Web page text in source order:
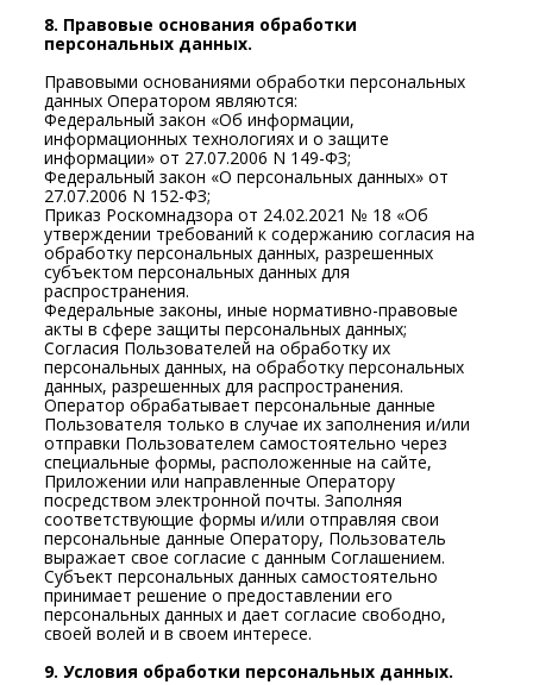
8. Правовые основания обработки
персональных данных.
Правовыми основаниями обработки персональных
данных Оператором являются:
Федеральный закон «Об информации,
информационных технологиях и о защите
информации» от 27.07.2006 N 149-ФЗ;
Федеральный закон «О персональных данных» от
27.07.2006 N 152-ФЗ;
Приказ Роскомнадзора от 24.02.2021 № 18 «Об
утверждении требований к содержанию согласия на
обработку персональных данных, разрешенных
субъектом персональных данных для
распространения.
Федеральные законы, иные нормативно-правовые
акты в сфере защиты персональных данных;
Согласия Пользователей на обработку их
персональных данных, на обработку персональных
данных, разрешенных для распространения.
Оператор обрабатывает персональные данные
Пользователя только в случае их заполнения и/или
отправки Пользователем самостоятельно через
специальные формы, расположенные на сайте,
Приложении или направленные Оператору
посредством электронной почты. Заполняя
соответствующие формы и/или отправляя свои
персональные данные Оператору, Пользователь
выражает свое согласие с данным Соглашением.
Субъект персональных данных самостоятельно
принимает решение о предоставлении его
персональных данных и дает согласие свободно,
своей волей и в своем интересе.
9. Условия обработки персональных данных.